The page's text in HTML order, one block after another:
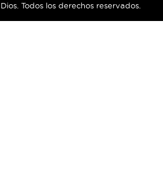
Todos los derechos reservados.